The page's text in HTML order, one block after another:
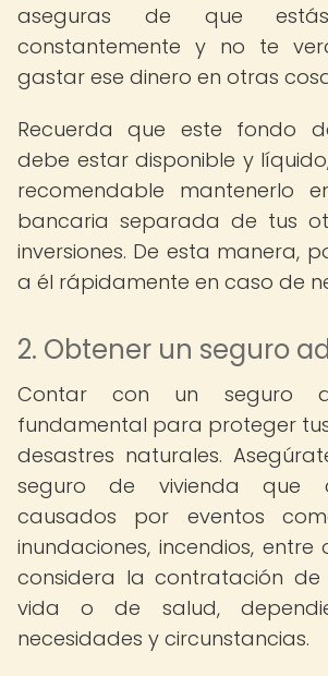
aseguras de que
constantemente y no te
gastar ese dinero en otras
Recuerda que este fondo
debe estar disponible y
recomendable mantenerlo
bancaria separada de tus
inversiones. De esta manera,
a él rápidamente en caso de
2. Obtener un seguro
Contar con un seguro
fundamental para proteger
desastres naturales.
seguro de vivienda que
causados por eventos
inundaciones, incendios, entre
considera la contratación
vida o de salud,
necesidades y circunstancias.